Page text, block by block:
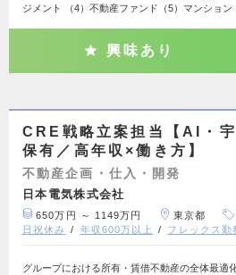
ジメント （4）不動産ファンド（5）マンション
興味あり
CRE戦略立案担当【AI・
保有／高年収×働き方】
不動産企画・仕入・開発
日本電気株式会社
650万円 ～ 1149万円 東京都
日祝休み
年収600万以上 フレックス勤
グループにおける所有・賃借不動産の全体最適